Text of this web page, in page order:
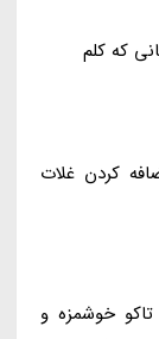
یا تا زمانی که کلم
کردن غلات
خوشمزه و